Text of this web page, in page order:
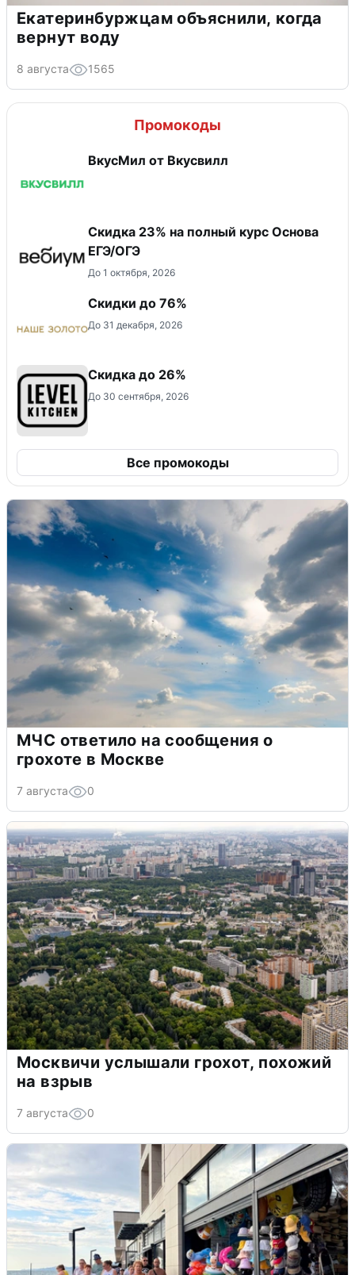
Екатеринбуржцам объяснили, когда
вернут воду
8 августа 1565
Промокоды
ВкусМил от Вкусвилл
Скидка 23% на полный курс Основа
ЕГЭ/ОГЭ
До 1 октября, 2026
Скидки до 76%
До 31 декабря, 2026
Скидка до 26%
До 30 сентября, 2026
Все промокоды
МЧС ответило на сообщения о
грохоте в Москве
7 августа 0
Москвичи услышали грохот, похожий
на взрыв
7 августа 0